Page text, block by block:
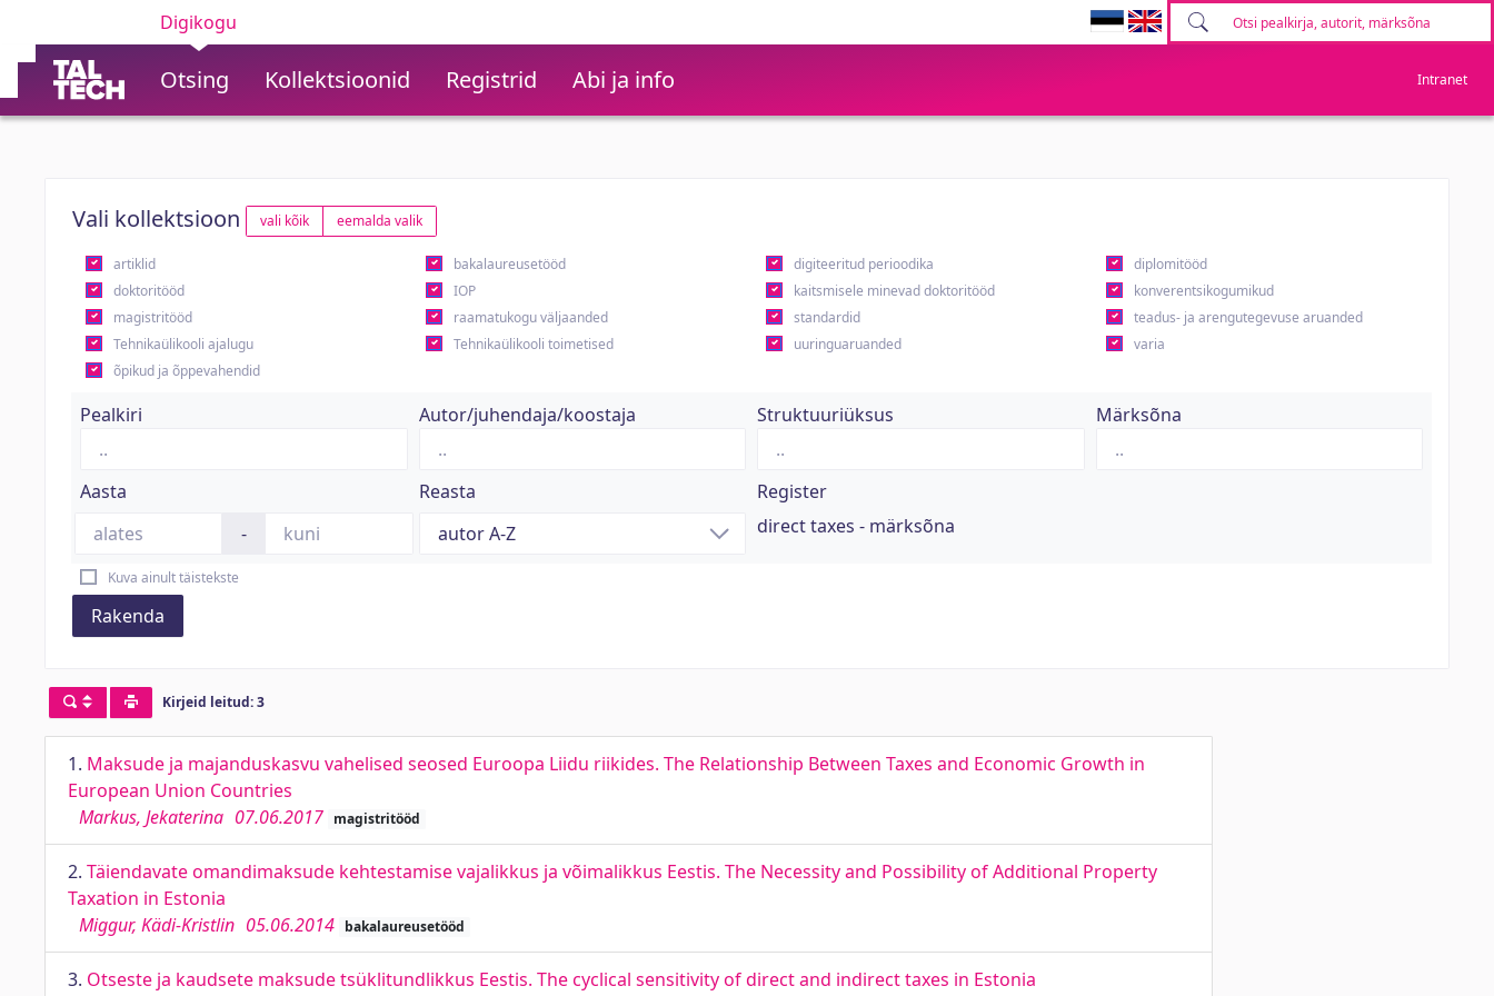
Digikogu
Otsing Kollektsioonid Registrid Abi ja info Intranet
Vali kollektsioon vali kõik eemalda valik
artiklid bakalaureusetööd digiteeritud perioodika
diplomitööd
doktoritööd
IOP kaitsmisele minevad doktoritööd
konverentsikogumikud
magistritööd
raamatukogu väljaanded standardid
teadus- ja arengutegevuse aruanded
Tehnikaülikooli ajalugu
Tehnikaülikooli toimetised uuringuaruanded
varia
õpikud ja õppevahendid
Pealkiri Autor/juhendaja/koostaja Struktuuriüksus Märksõna
Aasta
-
Reasta
Register
direct taxes - märksõna
Kuva ainult täistekste
Rakenda
Kirjeid leitud: 3
1. Maksude ja majanduskasvu vahelised seosed Euroopa Liidu riikides. The Relationship Between Taxes and Economic Growth in
European Union Countries
Markus, Jekaterina 07.06.2017 magistritööd
2. Täiendavate omandimaksude kehtestamise vajalikkus ja võimalikkus Eestis. The Necessity and Possibility of Additional Property
Taxation in Estonia
Miggur, Kädi-Kristlin 05.06.2014 bakalaureusetööd
3. Otseste ja kaudsete maksude tsüklitundlikkus Eestis. The cyclical sensitivity of direct and indirect taxes in Estonia